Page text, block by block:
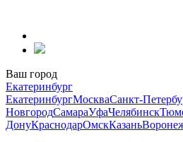
содержанию
Ваш город
Екатеринбург
ЕкатеринбургМоскваСанкт-
НовгородСамараУфаЧелябинск
ДонуКраснодарОмскКазань